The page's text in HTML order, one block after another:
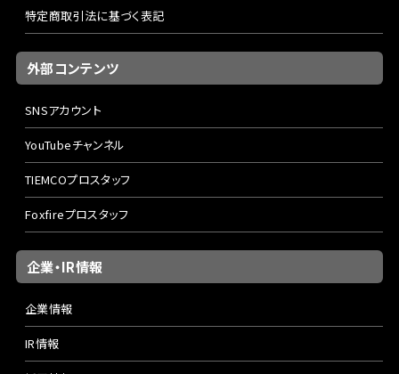
特定商取引法に基づく表記
外部コンテンツ
SNSアカウント
YouTubeチャンネル
TIEMCOプロスタッフ
Foxfireプロスタッフ
企業・IR情報
企業情報
IR情報